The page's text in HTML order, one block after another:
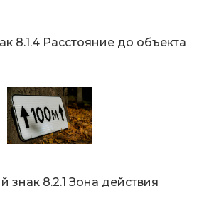
8.1.4 Расстояние до объекта
8.2.1 Зона действия